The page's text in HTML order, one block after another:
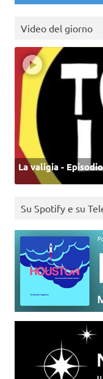
Video del giorno
La valigia -
Su Spotify e su